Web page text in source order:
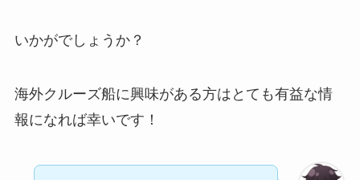
いかがでしょうか？
海外クルーズ船に興味がある方はとても有益な情
報になれば幸いです！